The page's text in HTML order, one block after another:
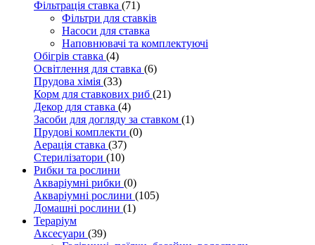
Фільтрація ставка (71)
Фільтри для ставків
Насоси для ставка
Наповнювачі та комплектуючі
Обігрів ставка (4)
Освітлення для ставка (6)
Прудова хімія (33)
Корм для ставкових риб (21)
Декор для ставка (4)
Засоби для догляду за ставком (1)
Прудові комплекти (0)
Аерація ставка (37)
Стерилізатори (10)
Рибки та рослини
Акваріумні рибки (0)
Акваріумні рослини (105)
Домашні рослини (1)
Тераріум
Аксесуари (39)